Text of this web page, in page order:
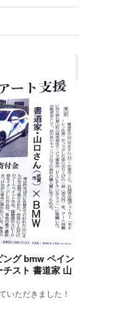
ング bmw ペイン
チスト 書道家 山
いただきました！